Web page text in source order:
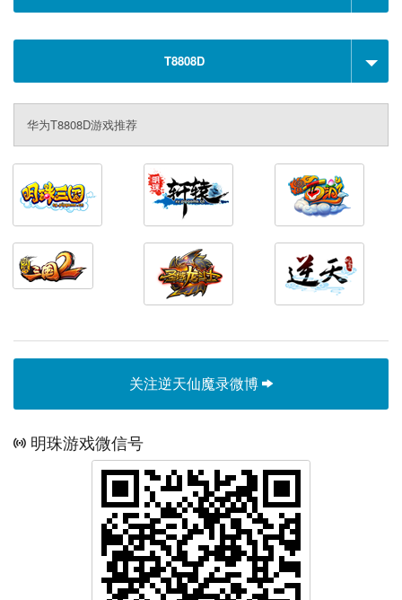
T8808D
华为T8808D游戏推荐
关注逆天仙魔录微博
明珠游戏微信号